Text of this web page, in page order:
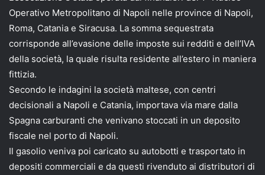
Operativo Metropolitano di Napoli nelle province di Napoli,
Roma, Catania e Siracusa. La somma sequestrata
corrisponde all’evasione delle imposte sui redditi e dell’IVA
della società, la quale risulta residente all’estero in maniera
fittizia.
Secondo le indagini la società maltese, con centri
decisionali a Napoli e Catania, importava via mare dalla
Spagna carburanti che venivano stoccati in un deposito
fiscale nel porto di Napoli.
Il gasolio veniva poi caricato su autobotti e trasportato in
depositi commerciali e da questi rivenduto ai distributori di